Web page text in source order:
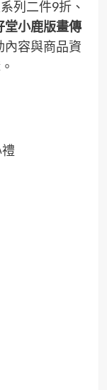
列二件9折、
堂小鹿版畫傳
內容與商品資